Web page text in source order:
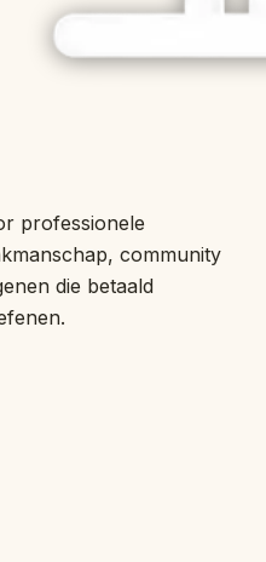
professionele
community
die betaald